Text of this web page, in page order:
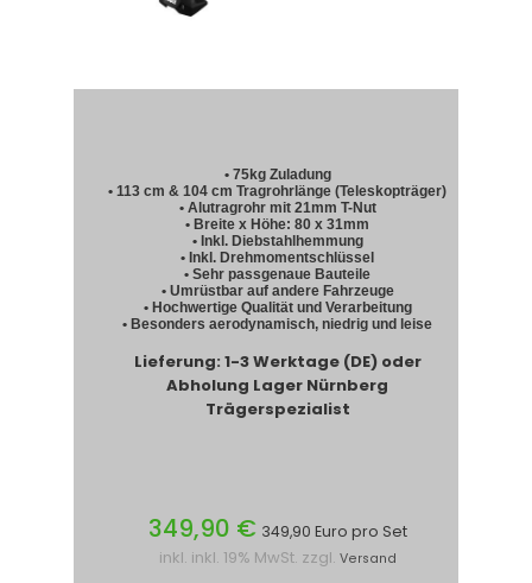
• 75kg Zuladung
• 113 cm & 104 cm Tragrohrlänge (Teleskopträger)
• Alutragrohr mit 21mm T-Nut
• Breite x Höhe: 80 x 31mm
• Inkl. Diebstahlhemmung
• Inkl. Drehmomentschlüssel
• Sehr passgenaue Bauteile
• Umrüstbar auf andere Fahrzeuge
• Hochwertige Qualität und Verarbeitung
• Besonders aerodynamisch, niedrig und leise
Lieferung: 1-3 Werktage (DE) oder
Abholung Lager Nürnberg
Trägerspezialist
349,90 € 349,90 Euro pro Set
inkl. inkl. 19% MwSt. zzgl. Versand